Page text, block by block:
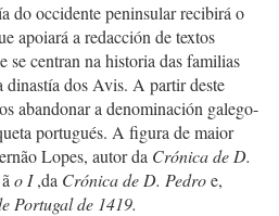
do occidente peninsular recibirá o
apoiará a redacción de textos
se centran na historia das familias
dinastía dos Avis. A partir deste
abandonar a denominación galego-
portugués. A figura de maior
Lopes, autor da Crónica de D.
ã o I,da Crónica de D. Pedroe,
Portugal de 1419.